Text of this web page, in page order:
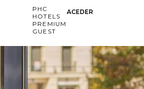
PHC
HOTELS
PREMIUM
GUEST
ACEDER